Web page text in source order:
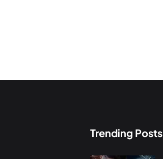
Trending Posts